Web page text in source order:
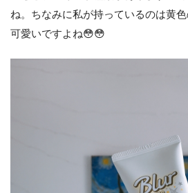
ね。ちなみに私が持っているのは黄
可愛いですよね😳😳